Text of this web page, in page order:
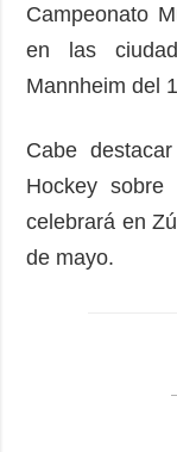
Campeonato
en las
Mannheim del
Cabe
Hockey
celebrará en
de mayo.